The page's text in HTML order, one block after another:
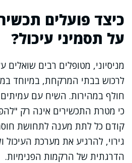
כיצד פועלים
על תסמיני עיכול?
מניסיוני, מטופלים רבים שואלים
לרכוש בבתי המרקחת, במיוחד
חולף במהירות. השיח עם
כי מטרת התכשירים אינה רק
קודם כל לתת מענה לתחושת
גירוי, להרגיע את מערכת העיכול
הדרגתית של הרקמות הפנימיות.